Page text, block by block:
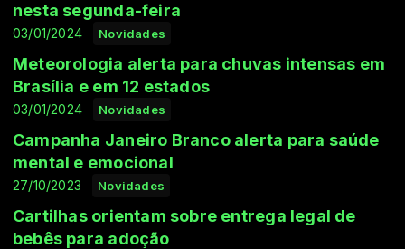
nesta segunda-feira
Novidades
03/01/2024
Meteorologia alerta para chuvas intensas em
Brasília e em 12 estados
Novidades
03/01/2024
Campanha Janeiro Branco alerta para saúde
mental e emocional
Novidades
27/10/2023
Cartilhas orientam sobre entrega legal de
bebês para adoção